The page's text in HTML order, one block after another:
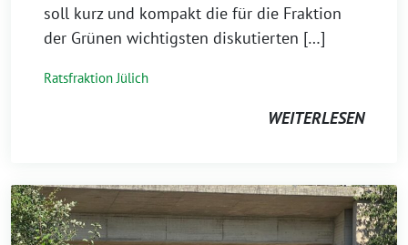
soll kurz und kompakt die für die Fraktion
der Grünen wichtigsten diskutierten […]
Ratsfraktion Jülich
WEITERLESEN